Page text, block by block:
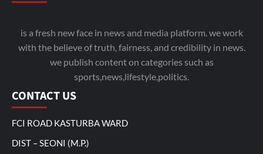
is a fresh new face in news and media platform. we work
with the believe of truth, fairness, and credibility in news.
we publish content on categories such as
sports,news,lifestyle,politics.
CONTACT US
FCI ROAD KASTURBA WARD
DIST – SEONI (M.P.)